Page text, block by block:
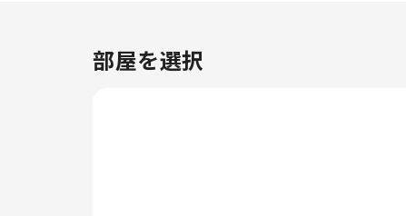
ラーマン UMT KLでの滞在を満喫
しましょう。すべてのお客様の健
部屋を選択